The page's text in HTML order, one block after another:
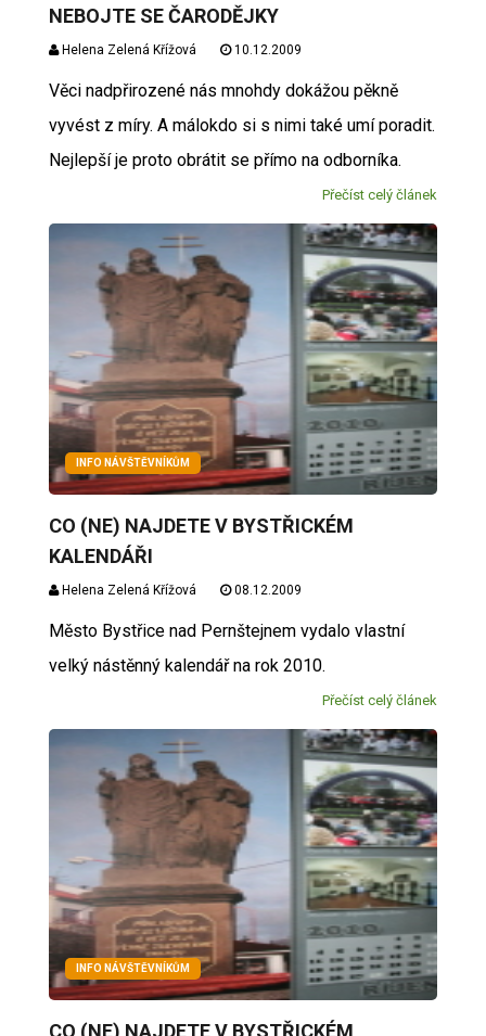
NEBOJTE SE ČARODĚJKY
Helena Zelená Křížová 10.12.2009
Věci nadpřirozené nás mnohdy dokážou pěkně
vyvést z míry. A málokdo si s nimi také umí poradit.
Nejlepší je proto obrátit se přímo na odborníka.
Přečíst celý článek
INFO NÁVŠTĚVNÍKŮM
CO (NE) NAJDETE V BYSTŘICKÉM
KALENDÁŘI
Helena Zelená Křížová 08.12.2009
Město Bystřice nad Pernštejnem vydalo vlastní
velký nástěnný kalendář na rok 2010.
Přečíst celý článek
INFO NÁVŠTĚVNÍKŮM
CO (NE) NAJDETE V BYSTŘICKÉM